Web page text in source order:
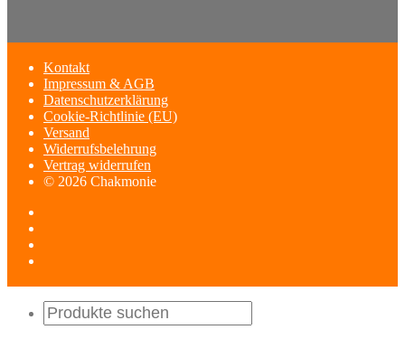
Kontakt
Impressum & AGB
Datenschutzerklärung
Cookie-Richtlinie (EU)
Versand
Widerrufsbelehrung
Vertrag widerrufen
© 2026 Chakmonie